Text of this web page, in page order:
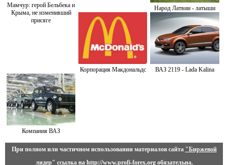
Мамчур: герой Бельбека и
Крыма, не изменивший
присяге
Народ Латвии - латыши
Корпорация Макдональдс ВАЗ 2119 - Lada Kalina
Компания ВАЗ
При полном или частичном использовании материалов сайта "Биржевой
лидер" ссылка на http://www.profi-forex.orgобязательна.